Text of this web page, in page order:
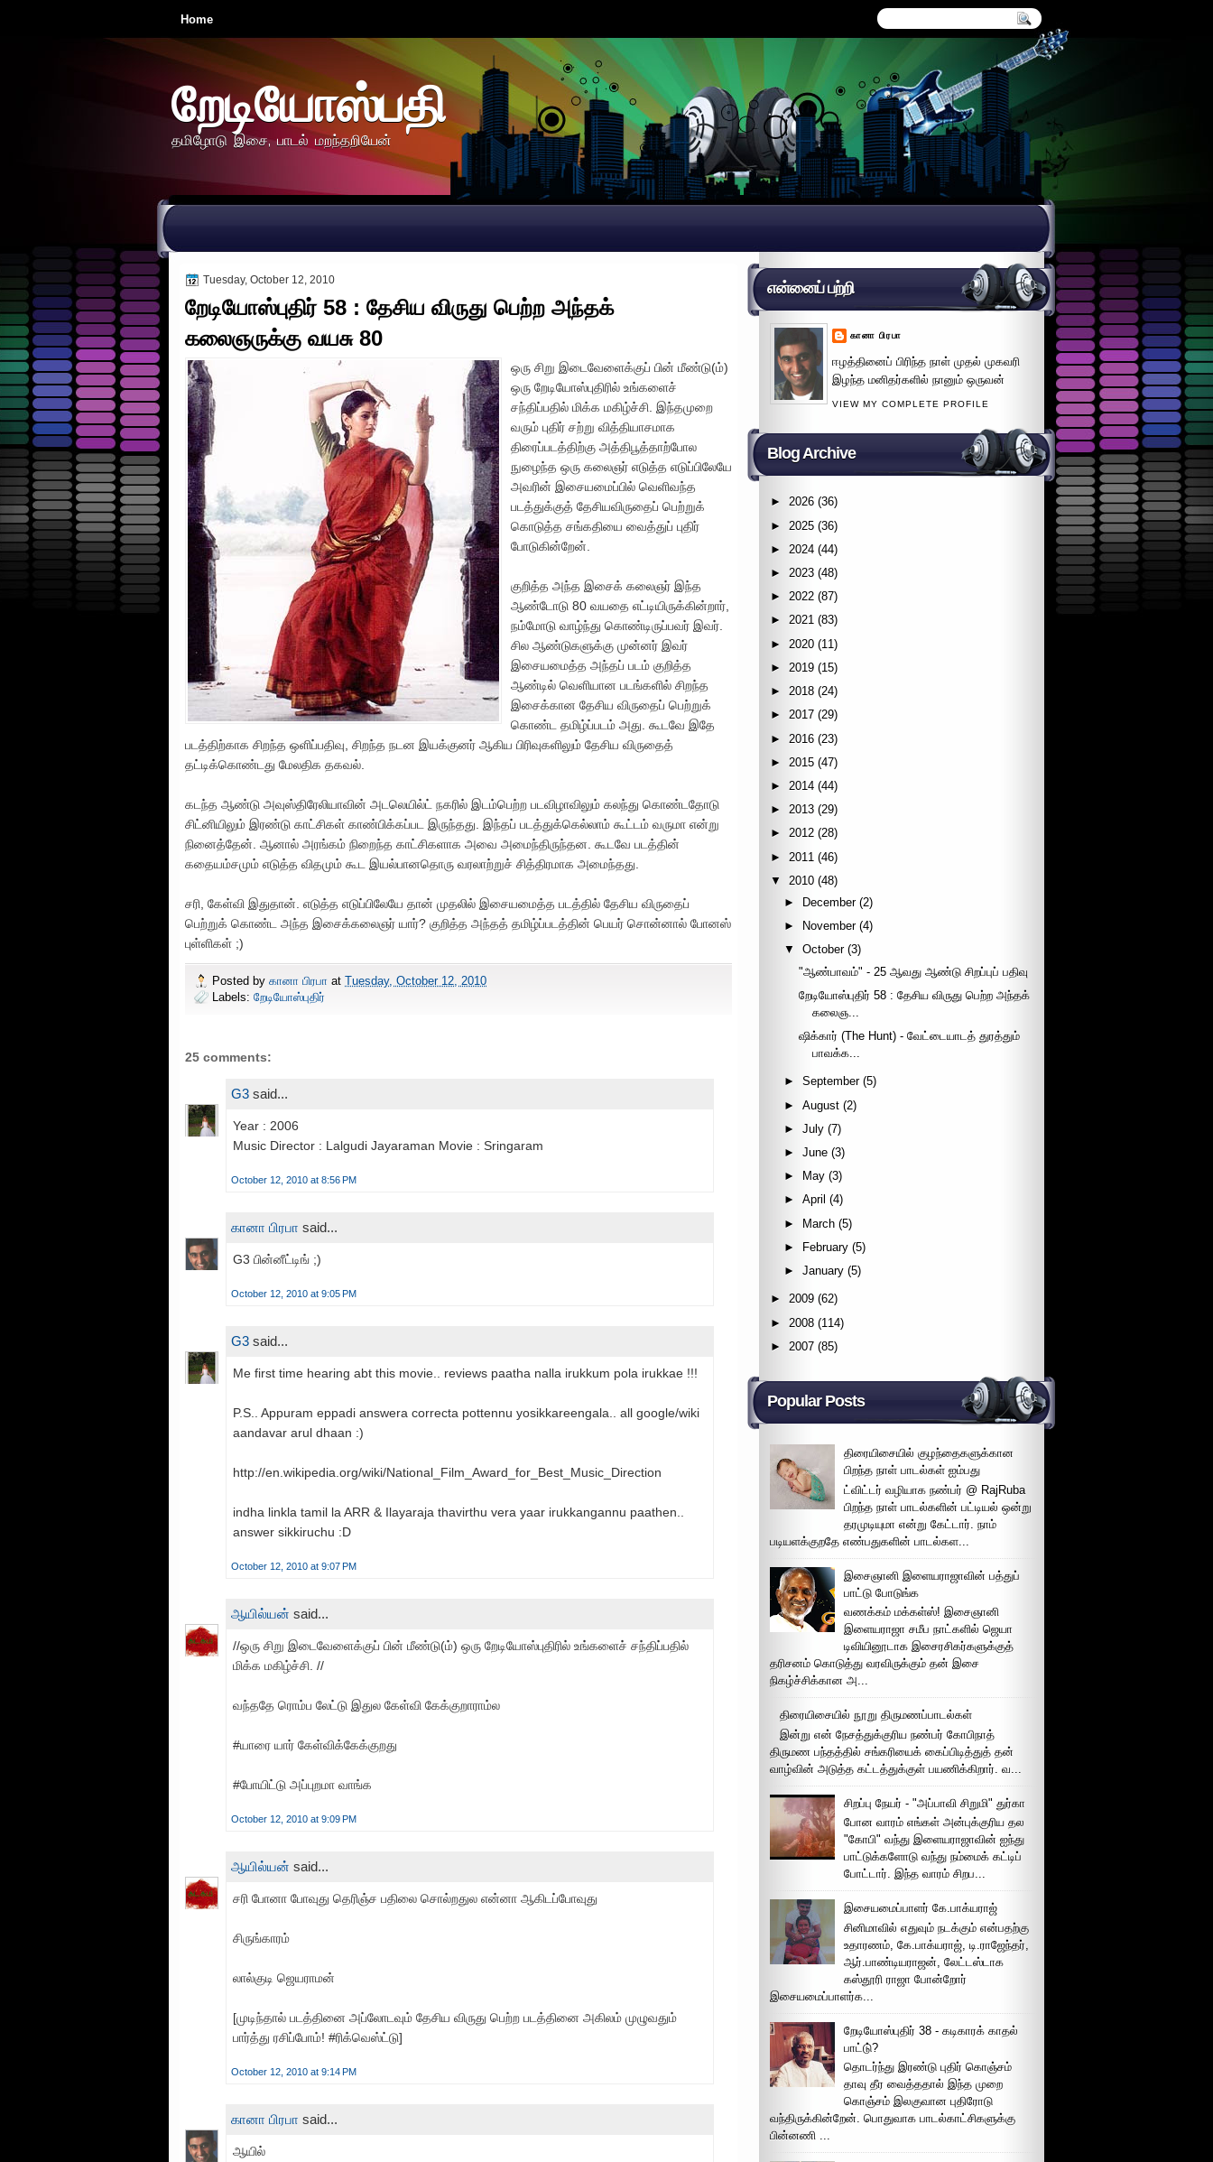
Home
றேடியோஸ்பதி
தமிழோடு இசை, பாடல் மறந்தறியேன்
Tuesday, October 12, 2010
றேடியோஸ்புதிர் 58 : தேசிய விருது பெற்ற அந்தக்
கலைஞருக்கு வயசு 80
ஒரு சிறு இடைவேளைக்குப் பின் மீண்டு(ம்)
ஒரு றேடியோஸ்புதிரில் உங்களைச்
சந்திப்பதில் மிக்க மகிழ்ச்சி. இந்தமுறை
வரும் புதிர் சற்று வித்தியாசமாக
திரைப்படத்திற்கு அத்திபூத்தாற்போல
நுழைந்த ஒரு கலைஞர் எடுத்த எடுப்பிலேயே
அவரின் இசையமைப்பில் வெளிவந்த
படத்துக்குத் தேசியவிருதைப் பெற்றுக்
கொடுத்த சங்கதியை வைத்துப் புதிர்
போடுகின்றேன்.
குறித்த அந்த இசைக் கலைஞர் இந்த
ஆண்டோடு 80 வயதை எட்டியிருக்கின்றார்,
நம்மோடு வாழ்ந்து கொண்டிருப்பவர் இவர்.
சில ஆண்டுகளுக்கு முன்னர் இவர்
இசையமைத்த அந்தப் படம் குறித்த
ஆண்டில் வெளியான படங்களில் சிறந்த
இசைக்கான தேசிய விருதைப் பெற்றுக்
கொண்ட தமிழ்ப்படம் அது. கூடவே இதே
படத்திற்காக சிறந்த ஒளிப்பதிவு, சிறந்த நடன இயக்குனர் ஆகிய பிரிவுகளிலும் தேசிய விருதைத்
தட்டிக்கொண்டது மேலதிக தகவல்.
கடந்த ஆண்டு அவுஸ்திரேலியாவின் அடலெயில்ட் நகரில் இடம்பெற்ற படவிழாவிலும் கலந்து கொண்டதோடு
சிட்னியிலும் இரண்டு காட்சிகள் காண்பிக்கப்பட இருந்தது. இந்தப் படத்துக்கெல்லாம் கூட்டம் வருமா என்று
நினைத்தேன். ஆனால் அரங்கம் நிறைந்த காட்சிகளாக அவை அமைந்திருந்தன. கூடவே படத்தின்
கதையம்சமும் எடுத்த விதமும் கூட இயல்பானதொரு வரலாற்றுச் சித்திரமாக அமைந்தது.
சரி, கேள்வி இதுதான். எடுத்த எடுப்பிலேயே தான் முதலில் இசையமைத்த படத்தில் தேசிய விருதைப்
பெற்றுக் கொண்ட அந்த இசைக்கலைஞர் யார்? குறித்த அந்தத் தமிழ்ப்படத்தின் பெயர் சொன்னால் போனஸ்
புள்ளிகள் ;)
Posted by கானா பிரபா at Tuesday, October 12, 2010
Labels: றேடியோஸ்புதிர்
25 comments:
G3 said...
Year : 2006
Music Director : Lalgudi Jayaraman Movie : Sringaram
October 12, 2010 at 8:56 PM
கானா பிரபா said...
G3 பின்னீட்டிங் ;)
October 12, 2010 at 9:05 PM
G3 said...
Me first time hearing abt this movie.. reviews paatha nalla irukkum pola irukkae !!!
P.S.. Appuram eppadi answera correcta pottennu yosikkareengala.. all google/wiki
aandavar arul dhaan :)
http://en.wikipedia.org/wiki/National_Film_Award_for_Best_Music_Direction
indha linkla tamil la ARR & Ilayaraja thavirthu vera yaar irukkangannu paathen..
answer sikkiruchu :D
October 12, 2010 at 9:07 PM
ஆயில்யன் said...
//ஒரு சிறு இடைவேளைக்குப் பின் மீண்டு(ம்) ஒரு றேடியோஸ்புதிரில் உங்களைச் சந்திப்பதில்
மிக்க மகிழ்ச்சி. //
வந்ததே ரொம்ப லேட்டு இதுல கேள்வி கேக்குறாராம்ல
#யாரை யார் கேள்விக்கேக்குறது
#போயிட்டு அப்புறமா வாங்க
October 12, 2010 at 9:09 PM
ஆயில்யன் said...
சரி போனா போவுது தெரிஞ்ச பதிலை சொல்றதுல என்னா ஆகிடப்போவுது
சிருங்காரம்
லால்குடி ஜெயராமன்
[முடிந்தால் படத்தினை அப்லோடவும் தேசிய விருது பெற்ற படத்தினை அகிலம் முழுவதும்
பார்த்து ரசிப்போம்! #ரிக்வெஸ்ட்டு]
October 12, 2010 at 9:14 PM
கானா பிரபா said...
ஆயில்
என்னைப் பற்றி
கானா பிரபா
ஈழத்தினைப் பிரிந்த நாள் முதல் முகவரி
இழந்த மனிதர்களில் நானும் ஒருவன்
VIEW MY COMPLETE PROFILE
Blog Archive
► 2026 (36)
► 2025 (36)
► 2024 (44)
► 2023 (48)
► 2022 (87)
► 2021 (83)
► 2020 (11)
► 2019 (15)
► 2018 (24)
► 2017 (29)
► 2016 (23)
► 2015 (47)
► 2014 (44)
► 2013 (29)
► 2012 (28)
► 2011 (46)
▼
2010 (48)
►
December (2)
►
November (4)
▼
October (3)
"ஆண்பாவம்" - 25 ஆவது ஆண்டு சிறப்புப் பதிவு
றேடியோஸ்புதிர் 58 : தேசிய விருது பெற்ற அந்தக்
கலைஞ...
ஷிக்கார் (The Hunt) - வேட்டையாடத் துரத்தும்
பாவக்க...
►September (5)
►August (2)
►July (7)
►June (3)
►
May (3)
►April (4)
► March (5)
►
February (5)
►January (5)
► 2009 (62)
► 2008 (114)
► 2007 (85)
Popular Posts
திரையிசையில் குழந்தைகளுக்கான
பிறந்த நாள் பாடல்கள் ஐம்பது
ட்விட்டர் வழியாக நண்பர் @ RajRuba
பிறந்த நாள் பாடல்களின் பட்டியல் ஒன்று
தரமுடியுமா என்று கேட்டார். நாம்
படியளக்குறதே எண்பதுகளின் பாடல்கள...
இசைஞானி இளையராஜாவின் பத்துப்
பாட்டு போடுங்க
வணக்கம் மக்கள்ஸ்! இசைஞானி
இளையராஜா சமீப நாட்களில் ஜெயா
டிவியினூடாக இசைரசிகர்களுக்குத்
தரிசனம் கொடுத்து வரவிருக்கும் தன் இசை
நிகழ்ச்சிக்கான அ...
திரையிசையில் நூறு திருமணப்பாடல்கள்
இன்று என் நேசத்துக்குரிய நண்பர் கோபிநாத்
திருமண பந்தத்தில் சங்கரியைக் கைப்பிடித்துத் தன்
வாழ்வின் அடுத்த கட்டத்துக்குள் பயணிக்கிறார். வ...
சிறப்பு நேயர் - "அப்பாவி சிறுமி" துர்கா
போன வாரம் எங்கள் அன்புக்குரிய தல
"கோபி" வந்து இளையராஜாவின் ஐந்து
பாட்டுக்களோடு வந்து நம்மைக் கட்டிப்
போட்டார். இந்த வாரம் சிறப...
இசையமைப்பாளர் கே.பாக்யராஜ்
சினிமாவில் எதுவும் நடக்கும் என்பதற்கு
உதாரணம், கே.பாக்யராஜ், டி.ராஜேந்தர்,
ஆர்.பாண்டியராஜன், லேட்டஸ்டாக
கஸ்தூரி ராஜா போன்றோர்
இசையமைப்பாளர்க...
றேடியோஸ்புதிர் 38 - கடிகாரக் காதல்
பாட்டு்?
தொடர்ந்து இரண்டு புதிர் கொஞ்சம்
தாவு தீர வைத்ததால் இந்த முறை
கொஞ்சம் இலகுவான புதிரோடு
வந்திருக்கின்றேன். பொதுவாக பாடல்காட்சிகளுக்கு
பின்னணி ...